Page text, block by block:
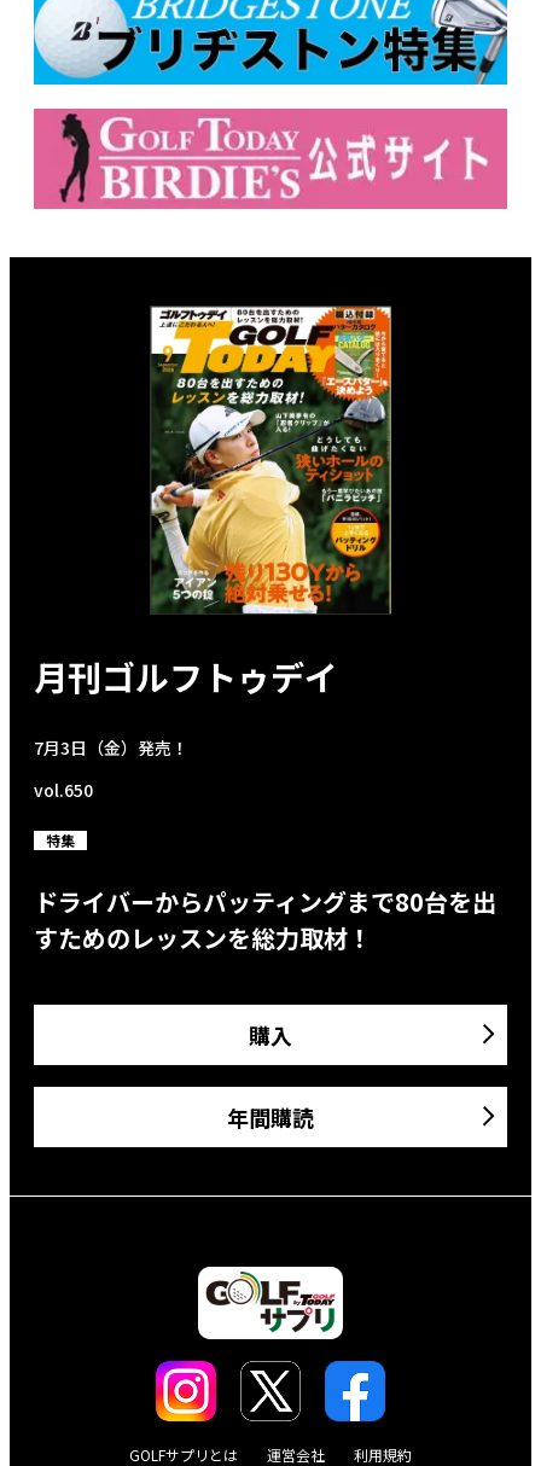
月刊ゴルフトゥデイ
7月3日（金）発売！
vol.650
特集
ドライバーからパッティングまで80台を出
すためのレッスンを総力取材！
購入
年間購読
GOLFサプリとは 運営会社 利用規約